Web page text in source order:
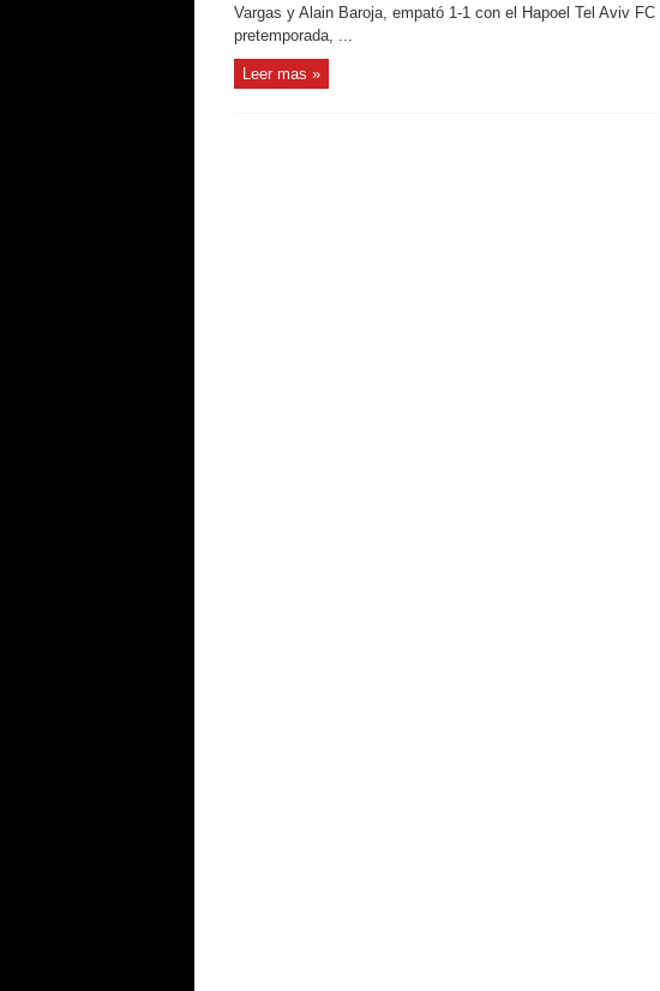
Vargas y Alain Baroja, empató 1-1 con el Hapoel Tel Aviv
pretemporada, ...
Leer mas »